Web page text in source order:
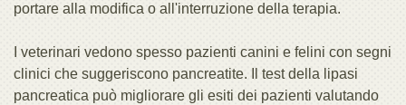
portare alla modifica o all'interruzione della terapia.
I veterinari vedono spesso pazienti canini e felini con segni
clinici che suggeriscono pancreatite. Il test della lipasi
pancreatica può migliorare gli esiti dei pazienti valutando